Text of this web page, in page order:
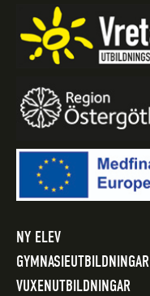
NY ELEV
GYMNASIEUTBILDNINGAR
VUXENUTBILDNINGAR